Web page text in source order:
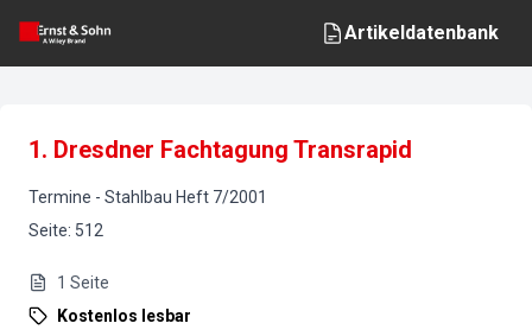
Artikeldatenbank
1. Dresdner Fachtagung Transrapid
Termine - Stahlbau Heft 7/2001
Seite: 512
1 Seite
Kostenlos lesbar